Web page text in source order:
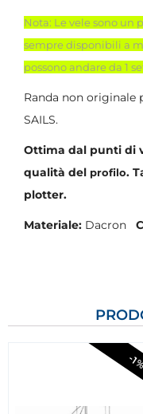
Nota: Le vele sono un
sempre disponibili a
possono andare da 1
Randa non originale
SAILS.
Ottima dal punti di
qualità del profilo.
plotter.
Materiale: Dacron
-